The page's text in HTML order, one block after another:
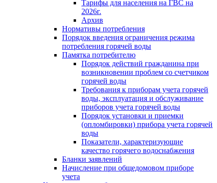
Тарифы для населения на ГВС на
2026г.
Архив
Нормативы потребления
Порядок введения ограничения режима
потребления горячей воды
Памятка потребителю
Порядок действий гражданина при
возникновении проблем со счетчиком
горячей воды
Требования к приборам учета горячей
воды, эксплуатация и обслуживание
приборов учета горячей воды
Порядок установки и приемки
(опломбировки) прибора учета горячей
воды
Показатели, характеризующие
качество горячего водоснабжения
Бланки заявлений
Начисление при общедомовом приборе
учета